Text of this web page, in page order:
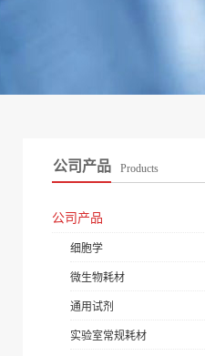
公司产品 Products
公司产品
细胞学
微生物耗材
通用试剂
实验室常规耗材